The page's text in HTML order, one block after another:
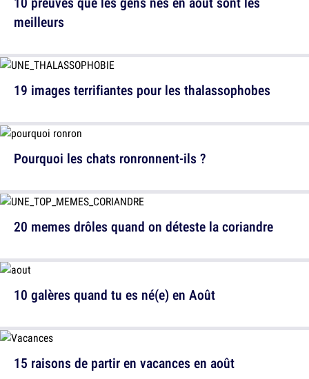
meilleurs
Pourquoi les chats ronronnent-ils ?
10 galères quand tu es né(e) en Août
19 images terrifiantes pour les thalassophobes
20 memes drôles quand on déteste la coriandre
15 raisons de partir en vacances en août